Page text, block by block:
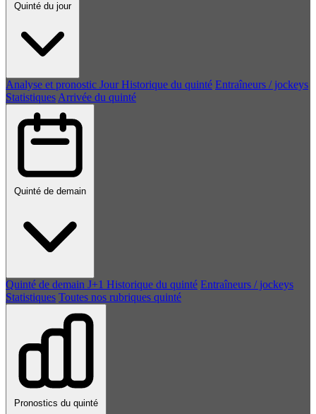
Quinté du jour
Analyse et pronostic Jour Historique du quinté Entraîneurs / jockeys
Statistiques Arrivée du quinté
Quinté de demain
Quinté de demain J+1 Historique du quinté Entraîneurs / jockeys
Statistiques Toutes nos rubriques quinté
Pronostics du quinté